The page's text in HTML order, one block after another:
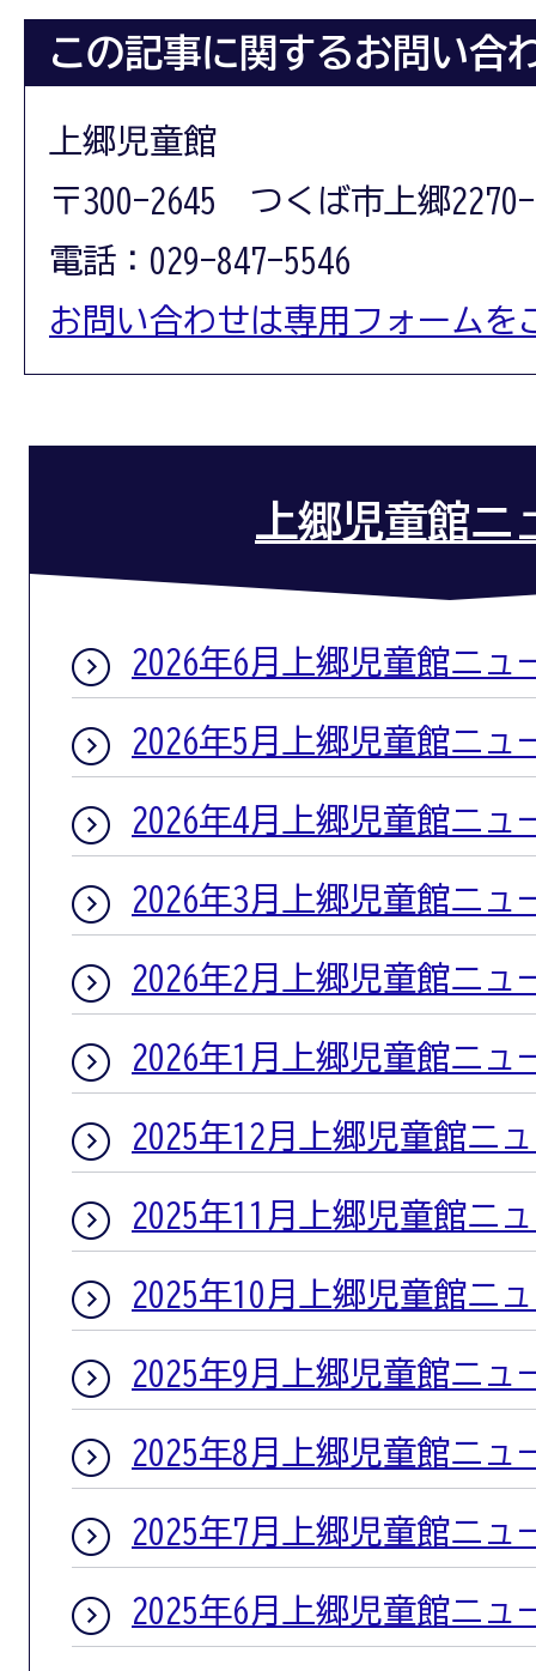
この記事に関するお問い合
上郷児童館
〒300-2645 つくば市上郷
電話：029-847-5546
お問い合わせは専用フォームを
上郷児童館ニ
2026年6月上郷児童館ニュ
2026年5月上郷児童館ニュ
2026年4月上郷児童館ニュ
2026年3月上郷児童館ニュ
2026年2月上郷児童館ニュ
2026年1月上郷児童館ニュ
2025年12月上郷児童館ニ
2025年11月上郷児童館ニ
2025年10月上郷児童館ニ
2025年9月上郷児童館ニュ
2025年8月上郷児童館ニュ
2025年7月上郷児童館ニュ
2025年6月上郷児童館ニュ